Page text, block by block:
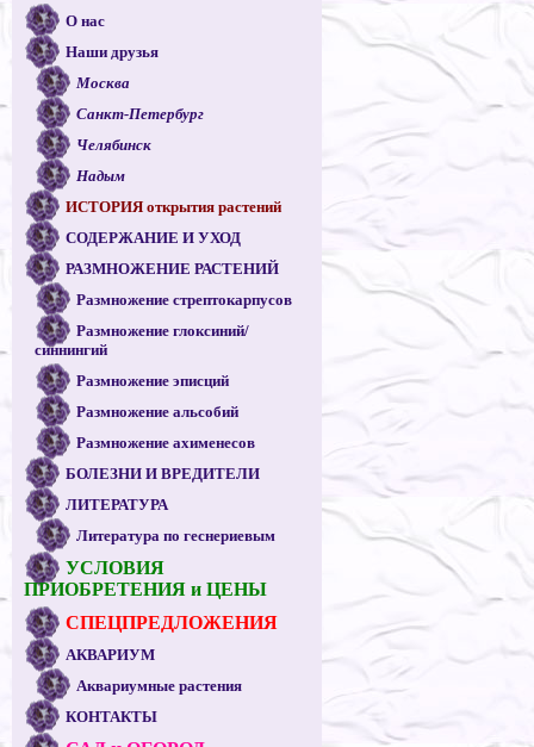
О нас
Наши друзья
Москва
Санкт-Петербург
Челябинск
Надым
ИСТОРИЯ открытия растений
СОДЕРЖАНИЕ И УХОД
РАЗМНОЖЕНИЕ РАСТЕНИЙ
Размножение стрептокарпусов
Размножение глоксиний/
синнингий
Размножение эписций
Размножение альсобий
Размножение ахименесов
БОЛЕЗНИ И ВРЕДИТЕЛИ
ЛИТЕРАТУРА
Литература по геснериевым
УСЛОВИЯ
ПРИОБРЕТЕНИЯ и ЦЕНЫ
СПЕЦПРЕДЛОЖЕНИЯ
АКВАРИУМ
Аквариумные растения
КОНТАКТЫ